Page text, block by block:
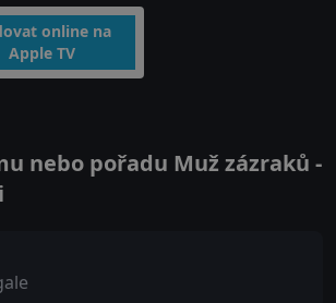
online na
Apple TV
nebo pořadu Muž zázraků -